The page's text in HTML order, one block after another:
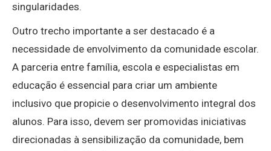
singularidades.
Outro trecho importante a ser destacado é a
necessidade de envolvimento da comunidade escolar.
A parceria entre família, escola e especialistas em
educação é essencial para criar um ambiente
inclusivo que propicie o desenvolvimento integral dos
alunos. Para isso, devem ser promovidas iniciativas
direcionadas à sensibilização da comunidade, bem